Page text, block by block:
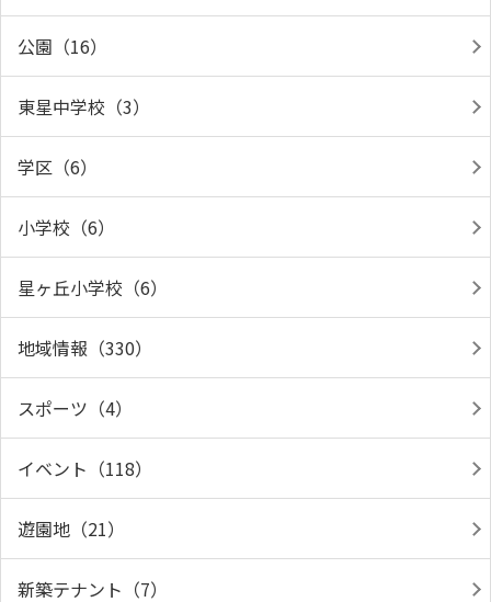
公園（16）
東星中学校（3）
学区（6）
小学校（6）
星ヶ丘小学校（6）
地域情報（330）
スポーツ（4）
イベント（118）
遊園地（21）
新築テナント（7）